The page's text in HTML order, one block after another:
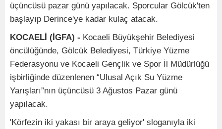
üçüncüsü pazar günü yapılacak. Sporcular Gölcük'ten
başlayıp Derince'ye kadar kulaç atacak.
KOCAELİ (İGFA) - Kocaeli Büyükşehir Belediyesi
öncülüğünde, Gölcük Belediyesi, Türkiye Yüzme
Federasyonu ve Kocaeli Gençlik ve Spor İl Müdürlüğü
işbirliğinde düzenlenen “Ulusal Açık Su Yüzme
Yarışları”nın üçüncüsü 3 Ağustos Pazar günü
yapılacak.
'Körfezin iki yakası bir araya geliyor' sloganıyla iki